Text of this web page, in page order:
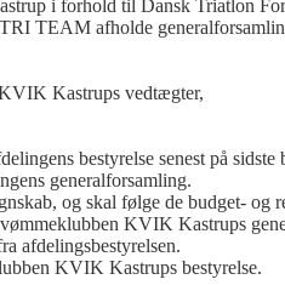
i forhold til Dansk Triatlon
TEAM afholde
Kastrups vedtægter,
bestyrelse senest på
generalforsamling.
og skal følge de budget- og
KVIK Kastrups
afdelingsbestyrelsen.
KVIK Kastrups bestyrelse.